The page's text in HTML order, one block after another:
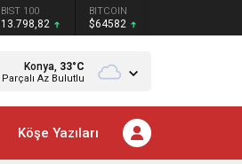
BIST 100
13.798,82
BITCOIN
$64582
Konya, 33°C
Parçalı Az Bulutlu
Köşe Yazıları